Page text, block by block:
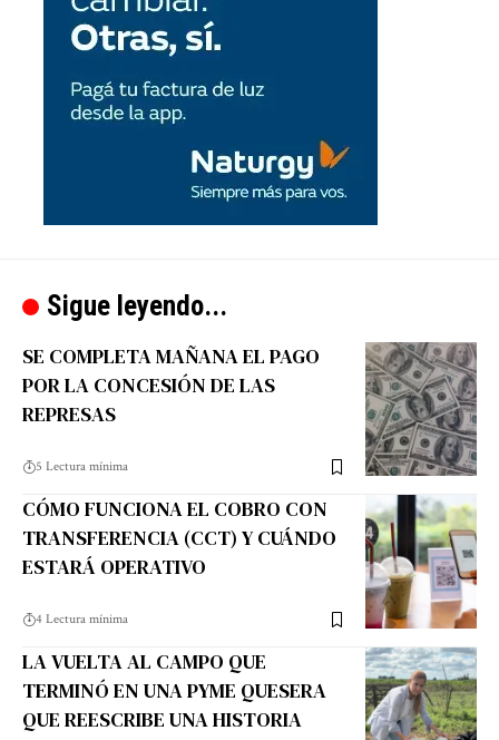
Sigue leyendo...
SE COMPLETA MAÑANA EL PAGO
POR LA CONCESIÓN DE LAS
REPRESAS
5 Lectura mínima
CÓMO FUNCIONA EL COBRO CON
TRANSFERENCIA (CCT) Y CUÁNDO
ESTARÁ OPERATIVO
4 Lectura mínima
LA VUELTA AL CAMPO QUE
TERMINÓ EN UNA PYME QUESERA
QUE REESCRIBE UNA HISTORIA